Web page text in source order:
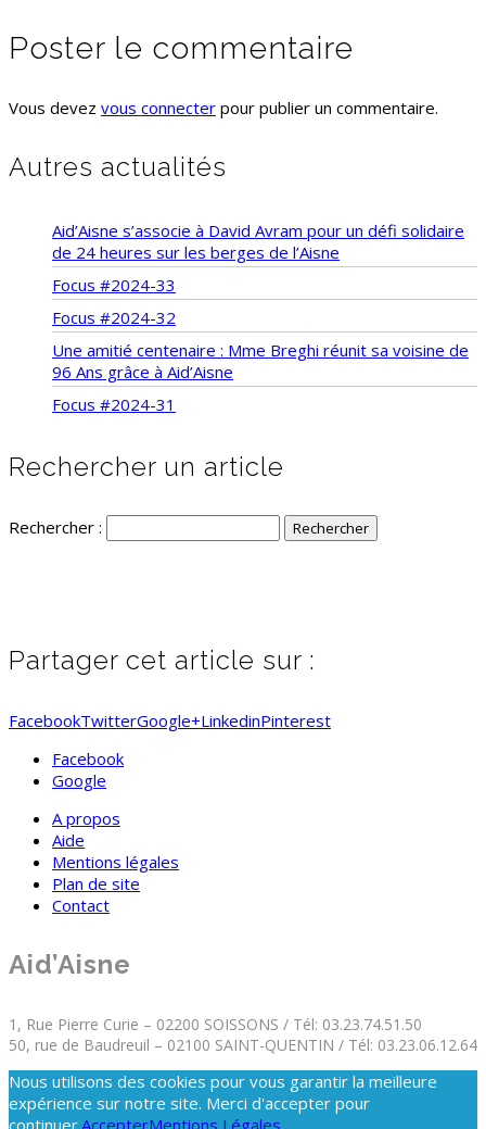
Poster le commentaire
Vous devez vous connecter pour publier un commentaire.
Autres actualités
Aid’Aisne s’associe à David Avram pour un défi solidaire
de 24 heures sur les berges de l’Aisne
Focus #2024-33
Focus #2024-32
Une amitié centenaire : Mme Breghi réunit sa voisine de
96 Ans grâce à Aid’Aisne
Focus #2024-31
Rechercher un article
Rechercher :
Partager cet article sur :
FacebookTwitterGoogle+LinkedinPinterest
Facebook
Google
A propos
Aide
Mentions légales
Plan de site
Contact
Aid’Aisne
1, Rue Pierre Curie – 02200 SOISSONS / Tél: 03.23.74.51.50
50, rue de Baudreuil – 02100 SAINT-QUENTIN / Tél: 03.23.06.12.64
Nous utilisons des cookies pour vous garantir la meilleure
expérience sur notre site. Merci d'accepter pour